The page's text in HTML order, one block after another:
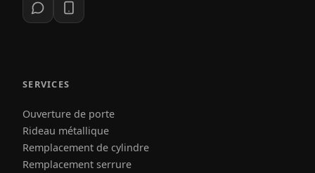
SERVICES
Ouverture de porte
Rideau métallique
Remplacement de cylindre
Remplacement serrure